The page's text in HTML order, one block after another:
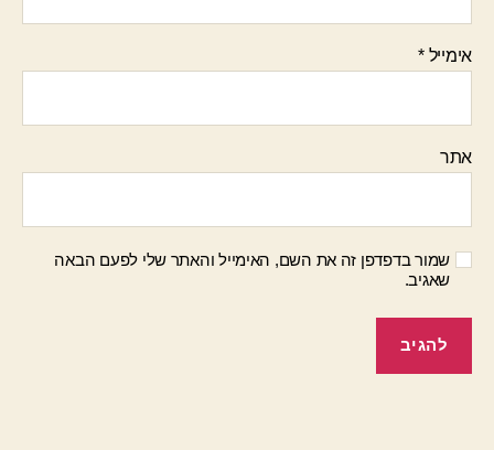
אימייל*
אתר
שמור בדפדפן זה את השם, האימייל והאתר שלי לפעם הבאה
שאגיב.